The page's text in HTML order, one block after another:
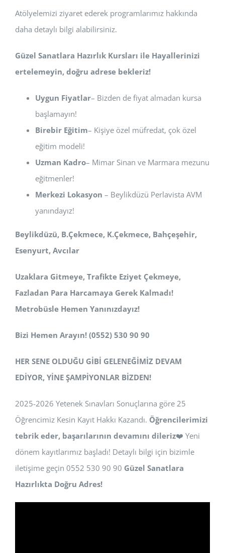
Atölyelemizi ziyaret ederek programlarımız hakkında
daha detaylı bilgi alabilirsiniz.
Güzel Sanatlara Hazırlık Kursları ile Hayallerinizi
ertelemeyin, doğru adrese bekleriz!
Uygun Fiyatlar– Bizden de fiyat almadan kursa
başlamayın!
Birebir Eğitim– Kişiye özel müfredat, çok özel
eğitim modeli!
Uzman Kadro– Mimar Sinan ve Marmara mezunu
eğitmenler!
Merkezi Lokasyon – Beylikdüzü Perlavista AVM
yanındayız!
Beylikdüzü, B.Çekmece, K.Çekmece, Bahçeşehir,
Esenyurt, Avcılar
Uzaklara Gitmeye, Trafikte Eziyet Çekmeye,
Fazladan Para Harcamaya Gerek Kalmadı!
Metrobüsle Hemen Yanınızdayız!
Bizi Hemen Arayın! (0552) 530 90 90
HER SENE OLDUĞU GİBİ GELENEĞİMİZ DEVAM
EDİYOR, YİNE ŞAMPİYONLAR BİZDEN!
2025-2026 Yetenek Sınavları Sonuçlarına göre 25
Öğrencimiz Kesin Kayıt Hakkı Kazandı. Öğrencilerimizi
tebrik eder, başarılarının devamını dileriz❤️ Yeni
dönem kayıtlarımız başladı! Detaylı bilgi için bizimle
iletişime geçin 0552 530 90 90 Güzel Sanatlara
Hazırlıkta Doğru Adres!